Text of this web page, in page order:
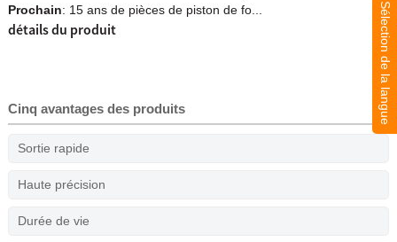
Prochain: 15 ans de pièces de piston de fo...
détails du produit
Cinq avantages des produits
Sortie rapide
Haute précision
Durée de vie
Sélection de la langue